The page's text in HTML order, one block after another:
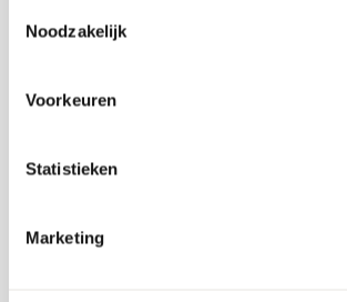
Noodzakelijk
Voorkeuren
Statistieken
Marketing
kunnen een beoordeling schrijven.